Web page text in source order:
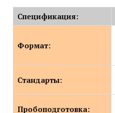
Спецификация:
Формат:
Стандарты:
Пробоподготовка: